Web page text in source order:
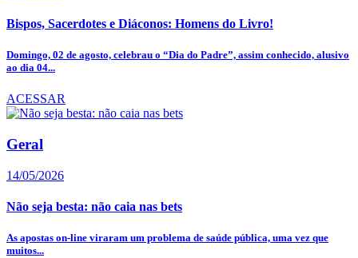
Bispos, Sacerdotes e Diáconos: Homens do Livro!
Domingo, 02 de agosto, celebrau o “Dia do Padre”, assim conhecido, alusivo
ao dia 04...
ACESSAR
Geral
14/05/2026
Não seja besta: não caia nas bets
As apostas on-line viraram um problema de saúde pública, uma vez que
muitos...